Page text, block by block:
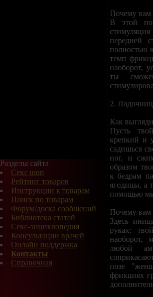
Разделы сайта
Секс шоп
Рейтинг товаров
Инструкции к товарам
Поиск по товарам
Форум/доска сообщений
Библиотека статей
Секс-энциклопедия
Консультации врачей
Онлайн поддержка
Контакты
Справочная
Почему вам
В этой
передней
полностью
темп
наоборот,
ты
2.
Как
Пусть
крепкий и
садишься
ног, и
образом
к бедрам
ягодицы, а
помощью
Почему вам
Здесь
руках:
наоборот,
любой
позе
фрикциях